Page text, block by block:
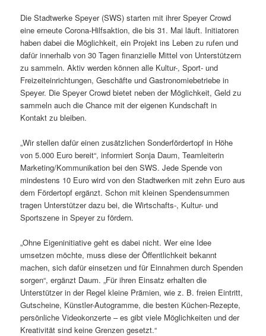
Die Stadtwerke Speyer (SWS) starten mit ihrer Speyer Crowd
eine erneute Corona-Hilfsaktion, die bis 31. Mai läuft. Initiatoren
haben dabei die Möglichkeit, ein Projekt ins Leben zu rufen und
dafür innerhalb von 30 Tagen finanzielle Mittel von Unterstützern
zu sammeln. Aktiv werden können alle Kultur-, Sport- und
Freizeiteinrichtungen, Geschäfte und Gastronomiebetriebe in
Speyer. Die Speyer Crowd bietet neben der Möglichkeit, Geld zu
sammeln auch die Chance mit der eigenen Kundschaft in
Kontakt zu bleiben.
„Wir stellen dafür einen zusätzlichen Sonderfördertopf in Höhe
von 5.000 Euro bereit“, informiert Sonja Daum, Teamleiterin
Marketing/Kommunikation bei den SWS. Jede Spende von
mindestens 10 Euro wird von den Stadtwerken mit zehn Euro aus
dem Fördertopf ergänzt. Schon mit kleinen Spendensummen
tragen Unterstützer dazu bei, die Wirtschafts-, Kultur- und
Sportszene in Speyer zu fördern.
„Ohne Eigeninitiative geht es dabei nicht. Wer eine Idee
umsetzen möchte, muss diese der Öffentlichkeit bekannt
machen, sich dafür einsetzen und für Einnahmen durch Spenden
sorgen“, ergänzt Daum. „Für ihren Einsatz erhalten die
Unterstützer in der Regel kleine Prämien, wie z. B. freien Eintritt,
Gutscheine, Künstler-Autogramme, die besten Küchen-Rezepte,
persönliche Videokonzerte – es gibt viele Möglichkeiten und der
Kreativität sind keine Grenzen gesetzt.“